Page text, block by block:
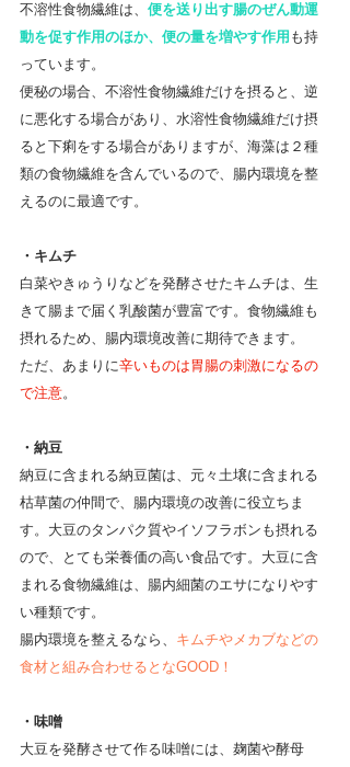
不溶性食物繊維は、 便を送り出す腸のぜん動運
動を促す作用のほか、便の量を増やす作用 も持
っています。
便秘の場合、不溶性食物繊維だけを摂ると、逆
に悪化する場合があり、水溶性食物繊維だけ摂
ると下痢をする場合がありますが、海藻は２種
類の食物繊維を含んでいるので、腸内環境を整
えるのに最適です。
・キムチ
白菜やきゅうりなどを発酵させたキムチは、生
きて腸まで届く乳酸菌が豊富です。食物繊維も
摂れるため、腸内環境改善に期待できます。
ただ、あまりに辛いものは胃腸の刺激になるの
で注意。
・納豆
納豆に含まれる納豆菌は、元々土壌に含まれる
枯草菌の仲間で、腸内環境の改善に役立ちま
す。大豆のタンパク質やイソフラボンも摂れる
ので、とても栄養価の高い食品です。大豆に含
まれる食物繊維は、腸内細菌のエサになりやす
い種類です。
腸内環境を整えるなら、 キムチやメカブなどの
食材と組み合わせるとなGOOD！
・味噌
大豆を発酵させて作る味噌には、麹菌や酵母